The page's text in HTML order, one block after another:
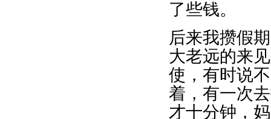
了些钱。
后来我攒假
大老远的来
使，有时说
着，有一次
才十分钟，